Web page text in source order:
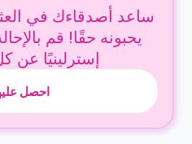
ساعد أصدقاءك في
إسترلينيًا عن
احصل